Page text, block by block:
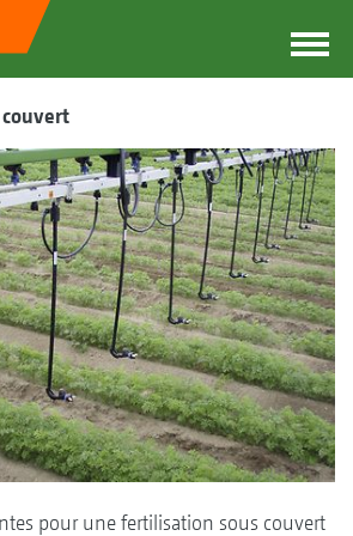
pour une fertilisation sous couvert